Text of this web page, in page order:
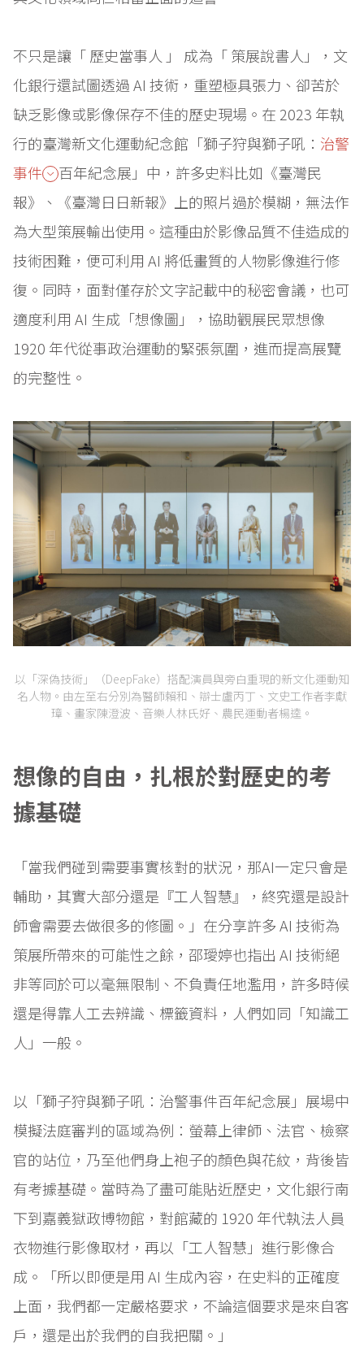
不只是讓「 歷史當事人 」 成為「 策展說書人」，文
化銀行還試圖透過 AI 技術，重塑極具張力、卻苦於
缺乏影像或影像保存不佳的歷史現場。在 2023 年執
行的臺灣新文化運動紀念館「獅子狩與獅子吼： 治警
事件
百年紀念展」中，許多史料比如《臺灣民
報》、《臺灣日日新報》上的照片過於模糊，無法作
為大型策展輸出使用。這種由於影像品質不佳造成的
技術困難，便可利用 AI 將低畫質的人物影像進行修
復。同時，面對僅存於文字記載中的秘密會議，也可
適度利用 AI 生成「想像圖」，協助觀展民眾想像
1920 年代從事政治運動的緊張氛圍，進而提高展覽
的完整性。
以「深偽技術」（DeepFake）搭配演員與旁白重現的新文化運動知
名人物。由左至右分別為醫師賴和、辯士盧丙丁、文史工作者李獻
璋、畫家陳澄波、音樂人林氏好、農民運動者楊逵。
想像的自由，扎根於對歷史的考
據基礎
「當我們碰到需要事實核對的狀況，那AI一定只會是
輔助，其實大部分還是『工人智慧』，終究還是設計
師會需要去做很多的修圖。」在分享許多 AI 技術為
策展所帶來的可能性之餘，邵璦婷也指出 AI 技術絕
非等同於可以毫無限制、不負責任地濫用，許多時候
還是得靠人工去辨識、標籤資料，人們如同「知識工
人」一般。
以「獅子狩與獅子吼：治警事件百年紀念展」展場中
模擬法庭審判的區域為例：螢幕上律師、法官、檢察
官的站位，乃至他們身上袍子的顏色與花紋，背後皆
有考據基礎。當時為了盡可能貼近歷史，文化銀行南
下到嘉義獄政博物館，對館藏的 1920 年代執法人員
衣物進行影像取材，再以「工人智慧」進行影像合
成。「所以即便是用 AI 生成內容，在史料的正確度
上面，我們都一定嚴格要求，不論這個要求是來自客
戶，還是出於我們的自我把關。」